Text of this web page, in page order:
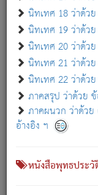
นิทเทศ 18 ว่าด้ว
นิทเทศ 19 ว่าด้ว
นิทเทศ 20 ว่าด้ว
นิทเทศ 21 ว่าด้ว
นิทเทศ 22 ว่าด้ว
ภาคสรุป ว่าด้วย
ภาคผนวก ว่าด้วย
อ้างอิง ฯ
หนังสือพุทธประ
หนังสือที่เกี่ยวข้อง